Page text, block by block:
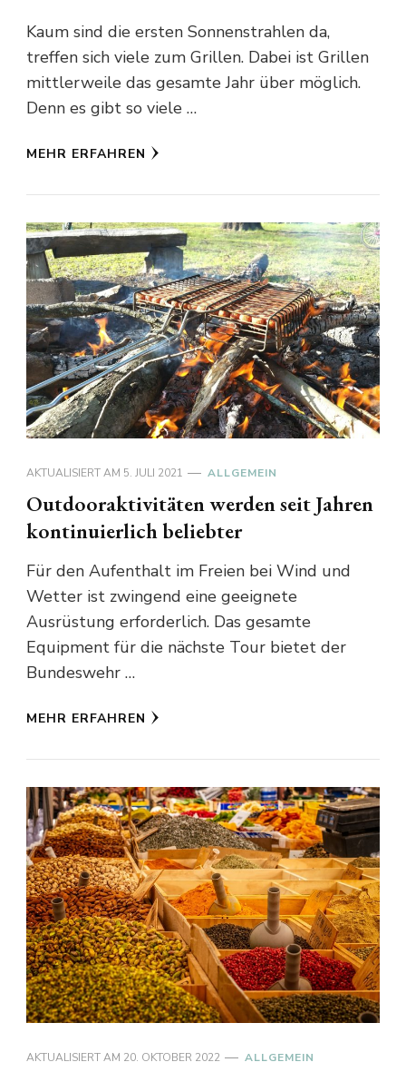
Kaum sind die ersten Sonnenstrahlen da,
treffen sich viele zum Grillen. Dabei ist Grillen
mittlerweile das gesamte Jahr über möglich.
Denn es gibt so viele …
MEHR ERFAHREN
AKTUALISIERT AM 5. JULI 2021 ALLGEMEIN
Outdooraktivitäten werden seit Jahren
kontinuierlich beliebter
Für den Aufenthalt im Freien bei Wind und
Wetter ist zwingend eine geeignete
Ausrüstung erforderlich. Das gesamte
Equipment für die nächste Tour bietet der
Bundeswehr …
MEHR ERFAHREN
AKTUALISIERT AM 20. OKTOBER 2022 ALLGEMEIN